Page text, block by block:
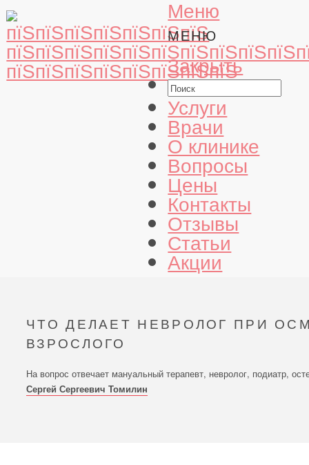
Меню
МЕНЮ
Закрыть
Услуги
Врачи
О клинике
Вопросы
Цены
Контакты
Отзывы
Статьи
Акции
ЧТО ДЕЛАЕТ НЕВРОЛОГ ПРИ
ВЗРОСЛОГО
На вопрос отвечает мануальный терапевт, невролог, подиатр,
Сергей Сергеевич Томилин